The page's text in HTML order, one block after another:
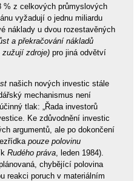
% z celkových průmyslových
vyžadují o jednu miliardu
náklady u dvou rozestavěných
a překračování nákladů
zdroje)pro jiná odvětví
našich nových investic stále
mechanismus není
tlak: „Řada investorů
Ke zdůvodnění investic
argumentů, ale po dokončení
pouze polovinu
Rudého práva, leden 1984).
chybějící polovina
reakci poruch v materiálním